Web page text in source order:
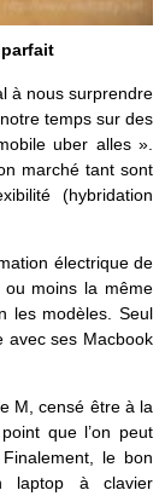
à nous surprendre
temps sur des
uber alles ».
marché tant sont
(hybridation
électrique de
moins la même
les modèles. Seul
avec ses Macbook
M, censé être à la
que l’on peut
le bon
laptop à clavier